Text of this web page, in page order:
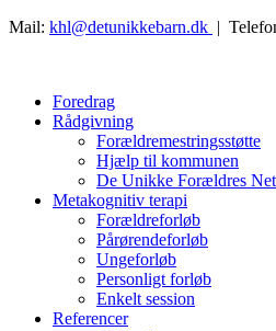
Mail: khl@detunikkebarn.dk |
Foredrag
Rådgivning
Forældremestringsstøtte
Hjælp til kommunen
De Unikke Forældres
Metakognitiv terapi
Forældreforløb
Pårørendeforløb
Ungeforløb
Personligt forløb
Enkelt session
Referencer